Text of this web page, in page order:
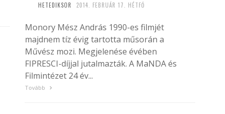
HETEDIKSOR 2014. FEBRUÁR 17. HÉTFŐ
Monory Mész András 1990-es filmjét
majdnem tíz évig tartotta műsorán a
Művész mozi. Megjelenése évében
FIPRESCI-díjjal jutalmazták. A MaNDA és
Filmintézet 24 év...
Tovább